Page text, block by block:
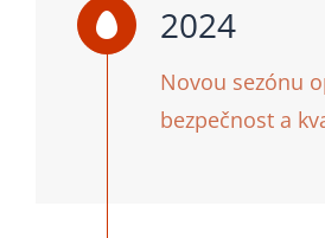
2024
Novou sezónu
bezpečnost a